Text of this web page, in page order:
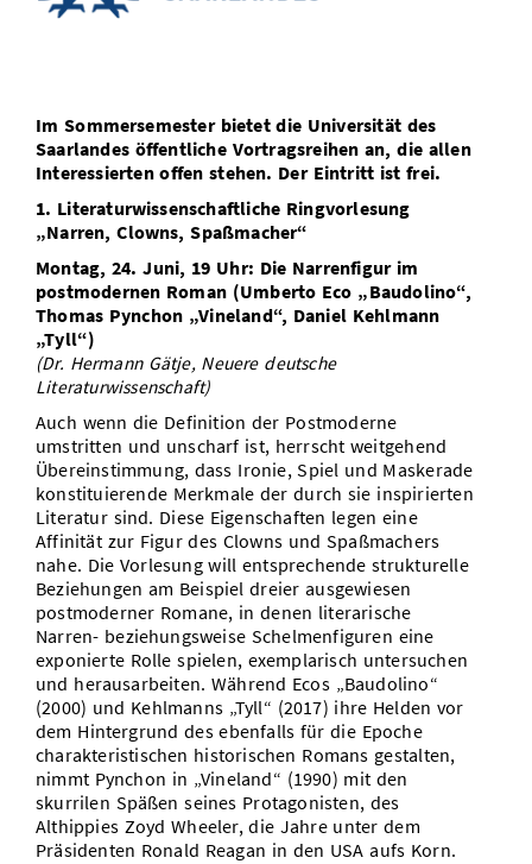
Vom Studium in den Beruf
Bibliothek
SIC Merchandise
Termine, Vorträge und Veranstaltungen
Alumni
Im Sommersemester bietet die Universität des
Saarlandes öffentliche Vortragsreihen an, die allen
Interessierten offen stehen. Der Eintritt ist frei.
1. Literaturwissenschaftliche Ringvorlesung
„Narren, Clowns, Spaßmacher“
Montag, 24. Juni, 19 Uhr: Die Narrenfigur im
postmodernen Roman (Umberto Eco „Baudolino“,
Thomas Pynchon „Vineland“, Daniel Kehlmann
„Tyll“)
(Dr. Hermann Gätje, Neuere deutsche
Literaturwissenschaft)
Auch wenn die Definition der Postmoderne
umstritten und unscharf ist, herrscht weitgehend
Übereinstimmung, dass Ironie, Spiel und Maskerade
konstituierende Merkmale der durch sie inspirierten
Literatur sind. Diese Eigenschaften legen eine
Affinität zur Figur des Clowns und Spaßmachers
nahe. Die Vorlesung will entsprechende strukturelle
Beziehungen am Beispiel dreier ausgewiesen
postmoderner Romane, in denen literarische
Narren- beziehungsweise Schelmenfiguren eine
exponierte Rolle spielen, exemplarisch untersuchen
und herausarbeiten. Während Ecos „Baudolino“
(2000) und Kehlmanns „Tyll“ (2017) ihre Helden vor
dem Hintergrund des ebenfalls für die Epoche
charakteristischen historischen Romans gestalten,
nimmt Pynchon in „Vineland“ (1990) mit den
skurrilen Späßen seines Protagonisten, des
Althippies Zoyd Wheeler, die Jahre unter dem
Präsidenten Ronald Reagan in den USA aufs Korn.